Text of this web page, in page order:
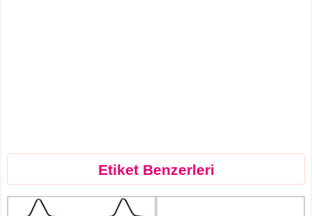
Etiket Benzerleri